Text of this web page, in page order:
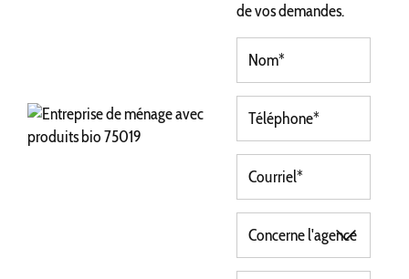
de vos demandes.